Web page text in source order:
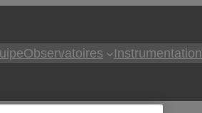
Observatoires Instrumentation